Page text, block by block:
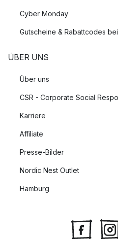
Cyber Monday
Gutscheine & Rabattcodes
ÜBER UNS
Über uns
CSR - Corporate Social
Karriere
Affiliate
Presse-Bilder
Nordic Nest Outlet
Hamburg